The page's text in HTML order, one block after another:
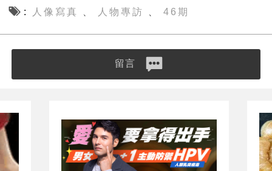
人像寫真 、 人物專訪 、 46期
留言